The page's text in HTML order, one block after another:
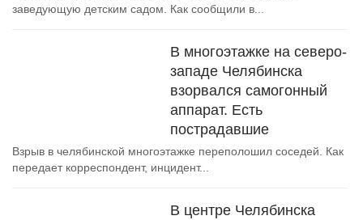
заведующую детским садом. Как сообщили в...
В многоэтажке на северо-
западе Челябинска
взорвался самогонный
аппарат. Есть
пострадавшие
Взрыв в челябинской многоэтажке переполошил соседей. Как
передает корреспондент, инцидент...
В центре Челябинска